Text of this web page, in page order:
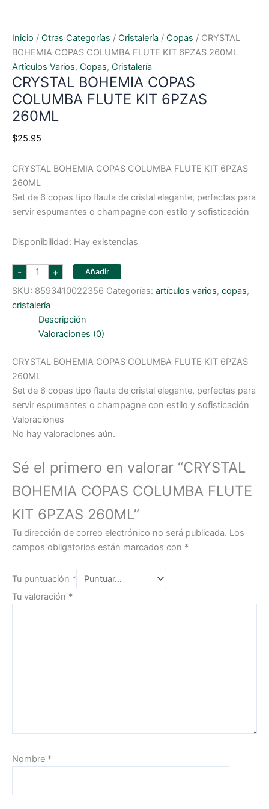
Inicio / Otras Categorías / Cristalería / Copas / CRYSTAL
BOHEMIA COPAS COLUMBA FLUTE KIT 6PZAS 260ML
Artículos Varios, Copas, Cristalería
CRYSTAL BOHEMIA COPAS
COLUMBA FLUTE KIT 6PZAS
260ML
$25.95
CRYSTAL BOHEMIA COPAS COLUMBA FLUTE KIT 6PZAS
260ML
Set de 6 copas tipo flauta de cristal elegante, perfectas para
servir espumantes o champagne con estilo y sofisticación
Disponibilidad: Hay existencias
- CRYSTAL
BOHEMIA
COPAS
COLUMBA
FLUTE
KIT
6PZAS
260ML
cantidad
+ Añadir
SKU: 8593410022356 Categorías: artículos varios, copas,
cristalería
Descripción
Valoraciones (0)
CRYSTAL BOHEMIA COPAS COLUMBA FLUTE KIT 6PZAS
260ML
Set de 6 copas tipo flauta de cristal elegante, perfectas para
servir espumantes o champagne con estilo y sofisticación
Valoraciones
No hay valoraciones aún.
Sé el primero en valorar “CRYSTAL
BOHEMIA COPAS COLUMBA FLUTE
KIT 6PZAS 260ML”
Tu dirección de correo electrónico no será publicada. Los
campos obligatorios están marcados con *
Tu puntuación *
Tu valoración *
Nombre *